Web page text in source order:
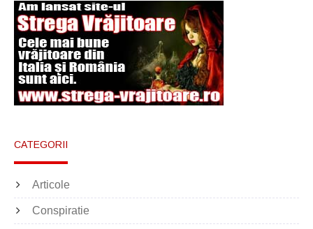
CATEGORII
Articole
Conspiratie